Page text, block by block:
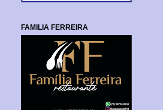
FAMILIA FERREIRA